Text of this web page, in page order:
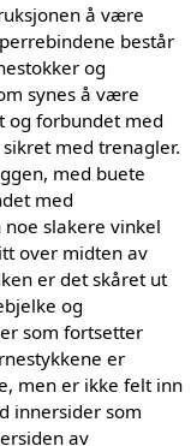
å være
består
og
synes å være
og forbundet med
med trenagler.
med buete
med
slakere vinkel
over midten av
er det skåret ut
og
som fortsetter
er
men er ikke felt inn
innersider som
av